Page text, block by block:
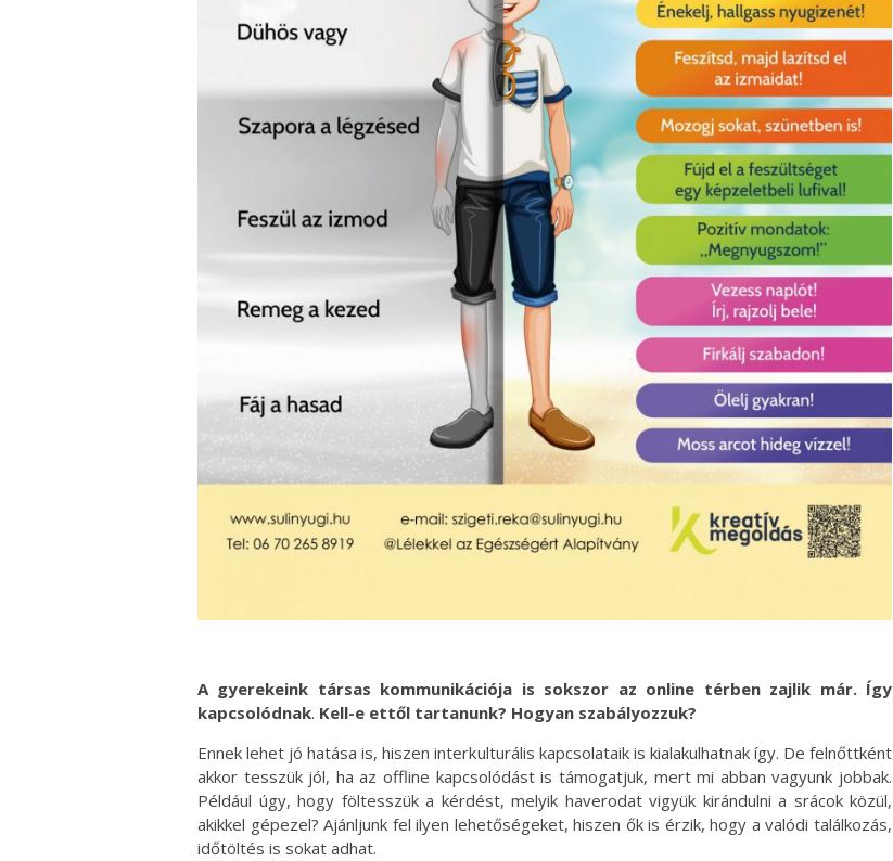
A gyerekeink társas kommunikációja is sokszor az online térben zajlik már. Így
kapcsolódnak. Kell-e ettől tartanunk? Hogyan szabályozzuk?
Ennek lehet jó hatása is, hiszen interkulturális kapcsolataik is kialakulhatnak így. De felnőttként
akkor tesszük jól, ha az offline kapcsolódást is támogatjuk, mert mi abban vagyunk jobbak.
Például úgy, hogy föltesszük a kérdést, melyik haverodat vigyük kirándulni a srácok közül,
akikkel gépezel? Ajánljunk fel ilyen lehetőségeket, hiszen ők is érzik, hogy a valódi találkozás,
időtöltés is sokat adhat.